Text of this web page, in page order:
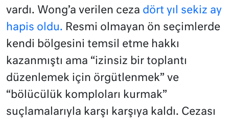
vardı. Wong’a verilen ceza dört yıl sekiz ay
hapis oldu. Resmi olmayan ön seçimlerde
kendi bölgesini temsil etme hakkı
kazanmıştı ama “izinsiz bir toplantı
düzenlemek için örgütlenmek” ve
“bölücülük komploları kurmak”
suçlamalarıyla karşı karşıya kaldı. Cezası